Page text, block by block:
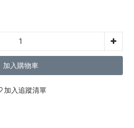
加入購物車
加入追蹤清單